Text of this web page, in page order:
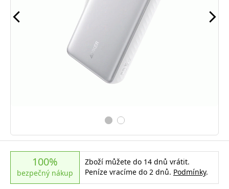
100%
bezpečný nákup
Zboží můžete do 14 dnů vrátit.
Peníze vracíme do 2 dnů. Podmínky.